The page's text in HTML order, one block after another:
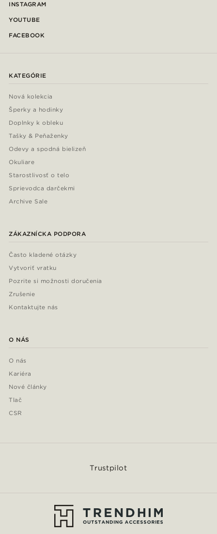
INSTAGRAM
YOUTUBE
FACEBOOK
KATEGÓRIE
Nová kolekcia
Šperky a hodinky
Doplnky k obleku
Tašky & Peňaženky
Odevy a spodná bielizeň
Okuliare
Starostlivosť o telo
Sprievodca darčekmi
Archive Sale
ZÁKAZNÍCKA PODPORA
Často kladené otázky
Vytvoriť vratku
Pozrite si možnosti doručenia
Zrušenie
Kontaktujte nás
O NÁS
O nás
Kariéra
Nové články
Tlač
CSR
Trustpilot